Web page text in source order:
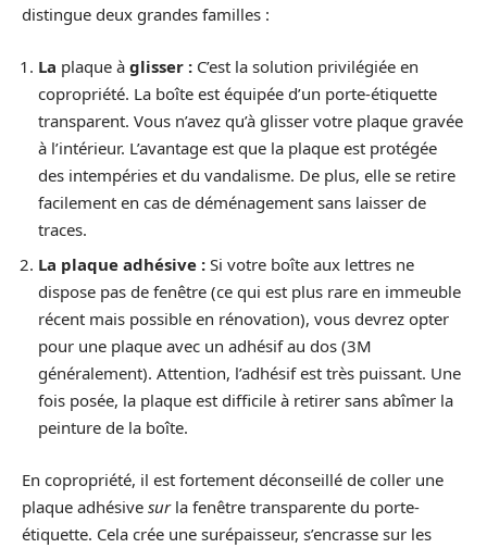
distingue deux grandes familles :
La plaque à glisser : C’est la solution privilégiée en
copropriété. La boîte est équipée d’un porte-étiquette
transparent. Vous n’avez qu’à glisser votre plaque gravée
à l’intérieur. L’avantage est que la plaque est protégée
des intempéries et du vandalisme. De plus, elle se retire
facilement en cas de déménagement sans laisser de
traces.
La plaque adhésive : Si votre boîte aux lettres ne
dispose pas de fenêtre (ce qui est plus rare en immeuble
récent mais possible en rénovation), vous devrez opter
pour une plaque avec un adhésif au dos (3M
généralement). Attention, l’adhésif est très puissant. Une
fois posée, la plaque est difficile à retirer sans abîmer la
peinture de la boîte.
En copropriété, il est fortement déconseillé de coller une
plaque adhésive surla fenêtre transparente du porte-
étiquette. Cela crée une surépaisseur, s’encrasse sur les